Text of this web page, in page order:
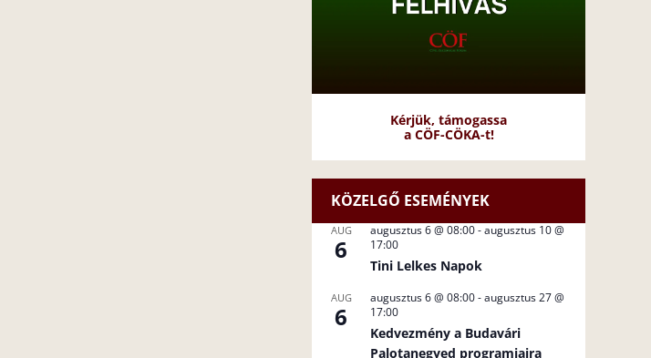
Kérjük, támogassa
a CÖF-CÖKA-t!
KÖZELGŐ ESEMÉNYEK
AUG
6
augusztus 6 @ 08:00-augusztus 10 @
17:00
Tini Lelkes Napok
AUG
6
augusztus 6 @ 08:00-augusztus 27 @
17:00
Kedvezmény a Budavári
Palotanegyed programjaira